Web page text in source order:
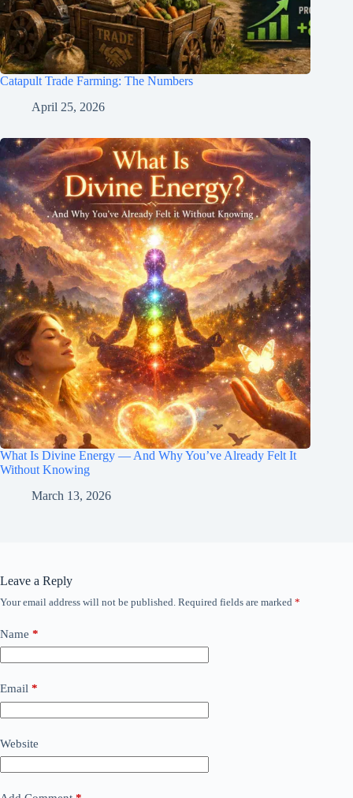
Catapult Trade Farming: The Numbers
April 25, 2026
What Is Divine Energy — And Why You’ve Already Felt It
Without Knowing
March 13, 2026
Leave a Reply
Your email address will not be published. Required fields are marked *
Name *
Email *
Website